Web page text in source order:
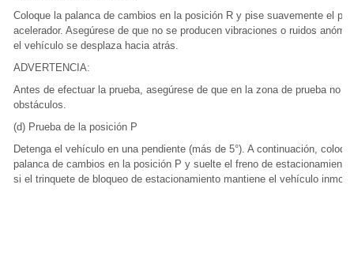
Coloque la palanca de cambios en la posición R y pise suavemente el
acelerador. Asegúrese de que no se producen vibraciones o ruidos
el vehículo se desplaza hacia atrás.
ADVERTENCIA:
Antes de efectuar la prueba, asegúrese de que en la zona de prueba no
obstáculos.
(d) Prueba de la posición P
Detenga el vehículo en una pendiente (más de 5°). A continuación,
palanca de cambios en la posición P y suelte el freno de
si el trinquete de bloqueo de estacionamiento mantiene el vehículo